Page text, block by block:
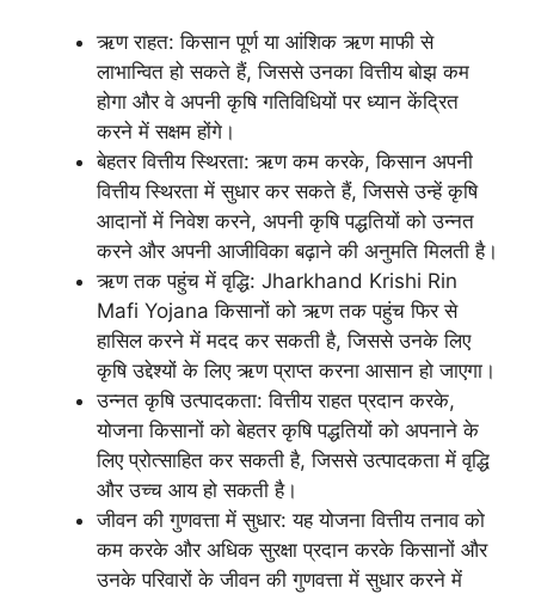
ऋण राहत: किसान पूर्ण या आंशिक ऋण माफी से
लाभान्वित हो सकते हैं, जिससे उनका वित्तीय बोझ कम
होगा और वे अपनी कृषि गतिविधियों पर ध्यान केंद्रित
करने में सक्षम होंगे।
बेहतर वित्तीय स्थिरता: ऋण कम करके, किसान अपनी
वित्तीय स्थिरता में सुधार कर सकते हैं, जिससे उन्हें कृषि
आदानों में निवेश करने, अपनी कृषि पद्धतियों को उन्नत
करने और अपनी आजीविका बढ़ाने की अनुमति मिलती है।
ऋण तक पहुंच में वृद्धि: Jharkhand Krishi Rin
Mafi Yojana किसानों को ऋण तक पहुंच फिर से
हासिल करने में मदद कर सकती है, जिससे उनके लिए
कृषि उद्देश्यों के लिए ऋण प्राप्त करना आसान हो जाएगा।
उन्नत कृषि उत्पादकता: वित्तीय राहत प्रदान करके,
योजना किसानों को बेहतर कृषि पद्धतियों को अपनाने के
लिए प्रोत्साहित कर सकती है, जिससे उत्पादकता में वृद्धि
और उच्च आय हो सकती है।
जीवन की गुणवत्ता में सुधार: यह योजना वित्तीय तनाव को
कम करके और अधिक सुरक्षा प्रदान करके किसानों और
उनके परिवारों के जीवन की गुणवत्ता में सुधार करने में